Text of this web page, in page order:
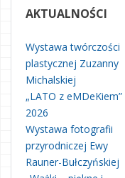
AKTUALNOŚCI
Wystawa twórczości
plastycznej Zuzanny
Michalskiej
„LATO z eMDeKiem”
2026
Wystawa fotografii
przyrodniczej Ewy
Rauner-Bułczyńskiej